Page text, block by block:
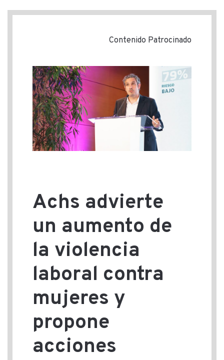
Contenido Patrocinado
Achs advierte
un aumento de
la violencia
laboral contra
mujeres y
propone
acciones